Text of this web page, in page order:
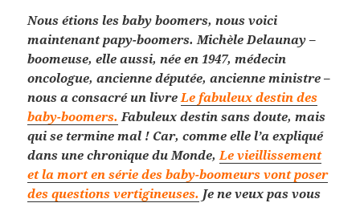
Nous étions les baby boomers, nous voici
maintenant papy-boomers. Michèle Delaunay –
boomeuse, elle aussi, née en 1947, médecin
oncologue, ancienne députée, ancienne ministre –
nous a consacré un livre Le fabuleux destin des
baby-boomers. Fabuleux destin sans doute, mais
qui se termine mal ! Car, comme elle l’a expliqué
dans une chronique du Monde, Le vieillissement
et la mort en série des baby-boomeurs vont poser
des questions vertigineuses. Je ne veux pas vous